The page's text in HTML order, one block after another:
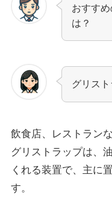
おすす
は？
グリス
飲食店、レストラン
グリストラップは、
くれる装置で、主に
す。